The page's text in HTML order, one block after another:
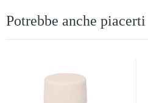
Potrebbe anche piacerti